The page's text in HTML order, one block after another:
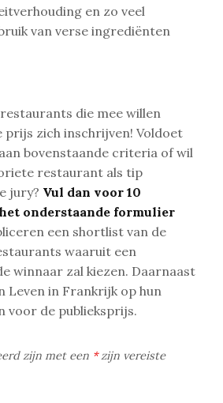
en zo veel
van verse ingrediënten
die mee willen
prijs zich inschrijven! Voldoet
bovenstaande criteria of wil
restaurant als tip
jury? Vul dan voor 10
onderstaande formulier
een shortlist van de
waaruit een
winnaar zal kiezen. Daarnaast
Leven in Frankrijk op hun
voor de publieksprijs.
zijn met een *zijn vereiste